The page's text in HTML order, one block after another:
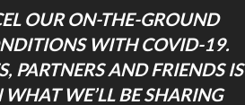
OUR ON-THE-GROUND
WITH COVID-19.
PARTNERS AND FRIENDS IS
WE’LL BE SHARING